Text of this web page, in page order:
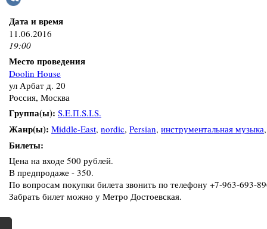
Дата и время
11.06.2016
19:00
Место проведения
Doolin House
ул Арбат д. 20
Россия, Москва
Группа(ы): S.E.П.S.I.S.
Жанр(ы): Middle-East, nordic, Persian, инструментальная музыка
Билеты:
Цена на входе 500 рублей.
В предпродаже - 350.
По вопросам покупки билета звонить по телефону +7-963-693-
Забрать билет можно у Метро Достоевская.